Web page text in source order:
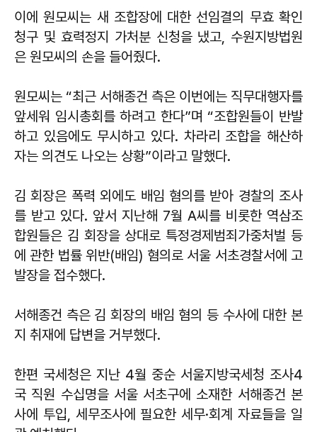
이에 원모씨는 새 조합장에 대한 선임결의 무효 확인
청구 및 효력정지 가처분 신청을 냈고, 수원지방법원
은 원모씨의 손을 들어줬다.
원모씨는 “최근 서해종건 측은 이번에는 직무대행자를
앞세워 임시총회를 하려고 한다”며 “조합원들이 반발
하고 있음에도 무시하고 있다. 차라리 조합을 해산하
자는 의견도 나오는 상황”이라고 말했다.
김 회장은 폭력 외에도 배임 혐의를 받아 경찰의 조사
를 받고 있다. 앞서 지난해 7월 A씨를 비롯한 역삼조
합원들은 김 회장을 상대로 특정경제범죄가중처벌 등
에 관한 법률 위반(배임) 혐의로 서울 서초경찰서에 고
발장을 접수했다.
서해종건 측은 김 회장의 배임 혐의 등 수사에 대한 본
지 취재에 답변을 거부했다.
한편 국세청은 지난 4월 중순 서울지방국세청 조사4
국 직원 수십명을 서울 서초구에 소재한 서해종건 본
사에 투입, 세무조사에 필요한 세무·회계 자료들을 일